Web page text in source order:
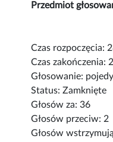
Przedmiot
Czas rozpoczęcia:
Czas zakończenia:
Głosowanie:
Status: Zamknięte
Głosów za: 36
Głosów przeciw: 2
Głosów